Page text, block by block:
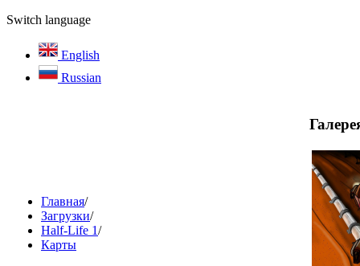
Switch language
English
Russian
Главная/
Загрузки/
Half-Life 1/
Карты